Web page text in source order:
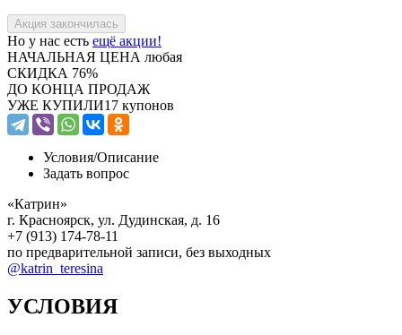
Но у нас есть ещё акции!
НАЧАЛЬНАЯ ЦЕНА любая
СКИДКА 76%
ДО КОНЦА ПРОДАЖ
УЖЕ КУПИЛИ17 купонов
Условия/Описание
Задать вопрос
«Катрин»
г. Красноярск, ул. Дудинская, д. 16
+7 (913) 174-78-11
по предварительной записи, без выходных
@katrin_teresina
УСЛОВИЯ